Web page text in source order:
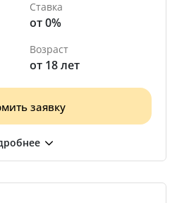
Ставка
от 0%
Возраст
от 18 лет
заявку